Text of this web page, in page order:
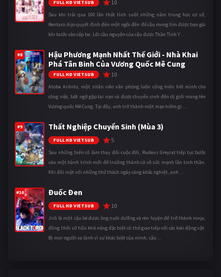
FULL HD VIETSUB 10
Sau khi trải qua 100 lần thất tình suốt những năm trung học cơ sở,
Rentaro Aijo quyết định đến một ngôi đền để cầu mong tìm được bạn gái
khi bước vào cấp ba. Lời cầu nguyện của cậu được Thần Tình Y ...
#8
Hậu Phương Mạnh Nhất Thế Giới - Nhà Khai
Phá Tân Binh Của Vương Quốc Mê Cung
FULL HD VIETSUB 10
Atobe Arihito, một nhân viên văn phòng luôn cống hiến hết mình cho
công việc, bất ngờ gặp tai nạn và được chuyển sinh đến dị giới mang tên
Vương quốc Mê Cung. Tại đây, anh trở thành một mạo hiểm gi ...
#9 Thất Nghiệp Chuyển Sinh (Mùa 3)
FULL HD VIETSUB 5
Sau những biến cố làm thay đổi cuộc đời, Rudeus Greyrat tiếp tục bước
vào một hành trình mới để trưởng thành cả về sức mạnh lẫn tinh thần.
Khi đối mặt với những thử thách ngày càng khắc nghiệt, anh ...
#10 Đuốc Đen
FULL HD VIETSUB 10
Jirô là một cậu bé được ông nuôi dưỡng và rèn luyện để trở thành ninja,
đồng thời sở hữu khả năng đặc biệt có thể giao tiếp với các loài động vật.
Bị mọi người xa lánh vì sự khác biệt của mình, cậu ...